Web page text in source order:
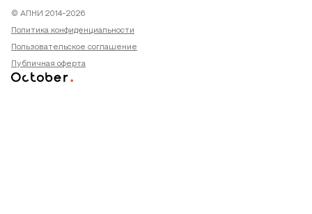
© АПНИ 2014-2026
Политика конфиденциальности
Пользовательское соглашение
Публичная оферта